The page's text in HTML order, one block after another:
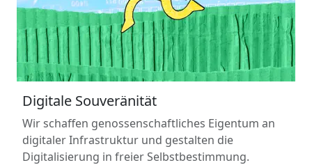
Digitale Souveränität
Wir schaffen genossenschaftliches Eigentum an
digitaler Infrastruktur und gestalten die
Digitalisierung in freier Selbstbestimmung.